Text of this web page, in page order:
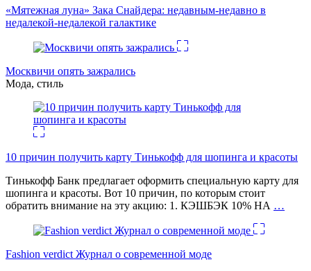
«Мятежная луна» Зака Снайдера: недавным-недавно в
недалекой-недалекой галактике
Москвичи опять зажрались
Мода, стиль
10 причин получить карту Тинькофф для шопинга и красоты
Тинькофф Банк предлагает оформить специальную карту для
шопинга и красоты. Вот 10 причин, по которым стоит
обратить внимание на эту акцию: 1. КЭШБЭК 10% НА …
Fashion verdict Журнал о современной моде